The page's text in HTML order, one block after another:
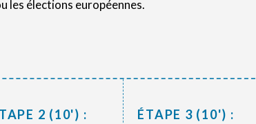
les élections européennes.
2 (10') : ÉTAPE 3 (10') :